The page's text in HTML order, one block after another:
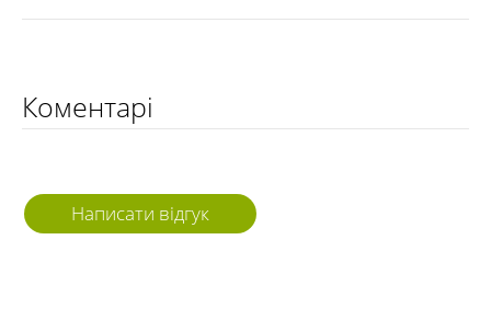
Коментарі
Написати відгук